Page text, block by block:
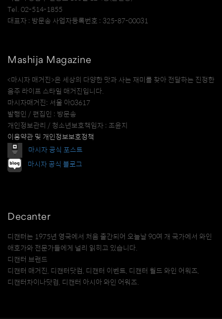
Tel. 02-514-1855
대표자 : 방문송 사업자등록번호 : 325-87-00031
Mashija Magazine
<마시자 매거진>은 세상의 다양한 맛과 사는 재미를 찾아 전달하는 진정한
음주 라이프 스타일 매거진입니다.
마시자매거진: 서울 아03617
발행인 / 편집인 : 방문송
개인정보관리 / 청소년보호책임자 : 조윤지
이용약관 및 개인정보보호정책
마시자 공식 포스트
마시자 공식 블로그
Decanter
디캔터는 1975년 영국에서 처음 출간되어 오늘날 90여 개 국가에서 와인
애호가와 전문가들에게 널리 읽히고 있습니다.
디캔터 브랜드
디캔터 매거진, 디캔터닷컴, 디캔터 이벤트, 디캔터 월드 와인 어워즈,
디캔터차이나닷컴, 디캔터 아시아 와인 어워즈.